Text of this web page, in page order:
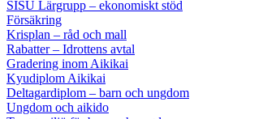
SISU Lärgrupp – ekonomiskt stöd
Försäkring
Krisplan – råd och mall
Rabatter – Idrottens avtal
Gradering inom Aikikai
Kyudiplom Aikikai
Deltagardiplom – barn och ungdom
Ungdom och aikido